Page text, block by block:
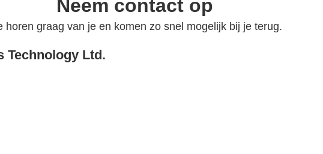
Neem contact op
horen graag van je en komen zo snel mogelijk bij je terug.
Technology Ltd.